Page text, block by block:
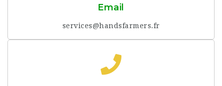
Email
services@handsfarmers.fr